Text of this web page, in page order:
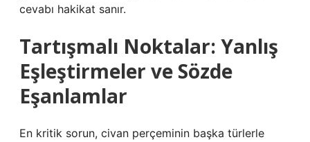
cevabı hakikat sanır.
Tartışmalı Noktalar: Yanlış
Eşleştirmeler ve Sözde
Eşanlamlar
En kritik sorun, civan perçeminin başka türlerle